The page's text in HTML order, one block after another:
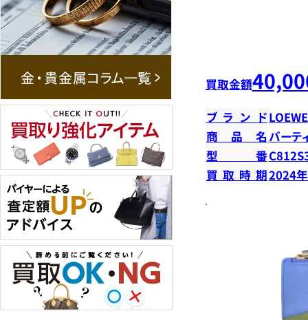
買取金額
ブランドLOEWE
商品名 バーテ
型番
買取時期2024